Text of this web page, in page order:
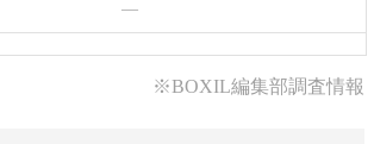
—
※BOXIL編集部調査情報